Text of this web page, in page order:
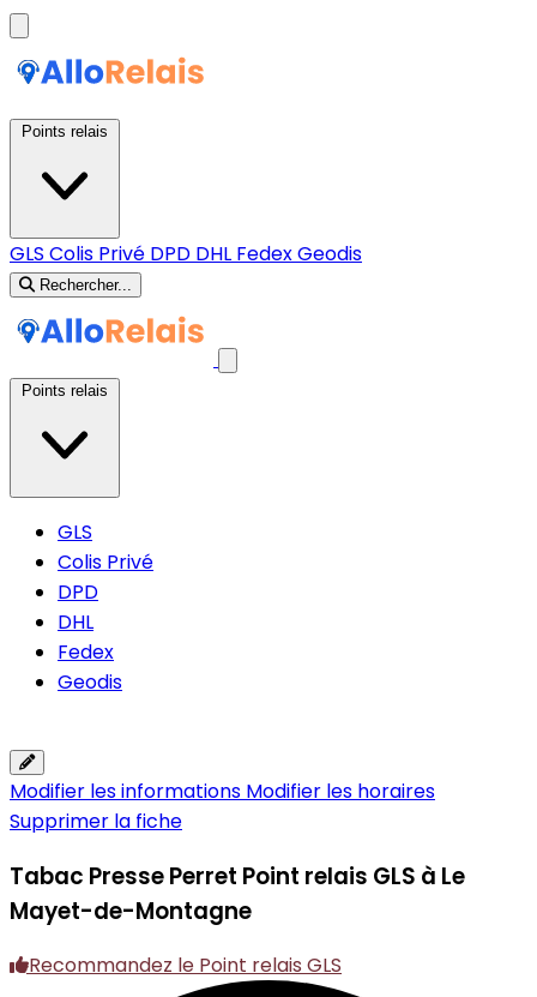
GLS Colis Privé DPD DHL FedexGeodis
Rechercher...
GLS
Colis Privé
DPD
DHL
Fedex
Geodis
Modifier les informations Modifier les horaires
Supprimer la fiche
Tabac Presse Perret Point relais GLS à Le
Mayet-de-Montagne
Recommandez le Point relais GLS